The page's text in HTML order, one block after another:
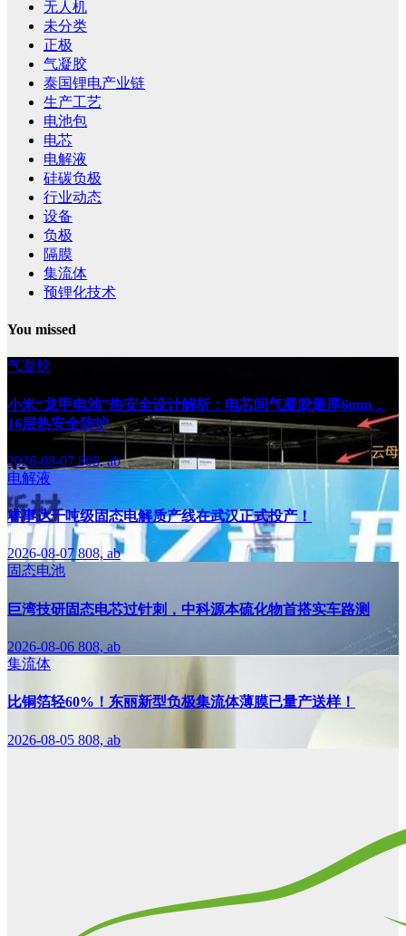
无人机
未分类
正极
气凝胶
泰国锂电产业链
生产工艺
电池包
电芯
电解液
硅碳负极
行业动态
设备
负极
隔膜
集流体
预锂化技术
You missed
气凝胶
小米“龙甲电池”热安全设计解析：电芯间气凝胶最厚6mm，
16层热安全防护
2026-08-07 808, ab
电解液
睿事达千吨级固态电解质产线在武汉正式投产！
2026-08-07808, ab
固态电池
巨湾技研固态电芯过针刺，中科源本硫化物首搭实车路测
2026-08-06 808, ab
集流体
比铜箔轻60%！东丽新型负极集流体薄膜已量产送样！
2026-08-05 808, ab